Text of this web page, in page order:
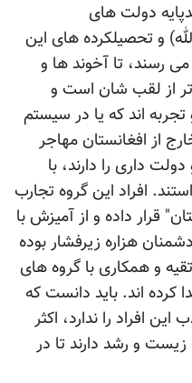
دولت های
و تحصیلکرده های این
رسند، تا آخوند ها و
از لقب شان است و
اند که یا در سیستم
از افغانستان مهاجر
داری را دارند، با
افراد این گروه تجارب
قرار داده و از آمیزش با
هزاره زیرفشار بوده
و همکاری با گروه های
کرده اند. باید دانست که
افراد را ندارد، اکثر
زیست و رشد دارند تا در